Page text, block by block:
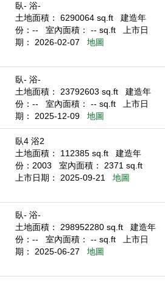
臥- 浴-
土地面積： 6290064 sq.ft
建造年
份：--
室內面積： -- sq.ft
上市日
期： 2026-02-07
地圖
臥- 浴-
土地面積： 23792603 sq.ft
建造年
份：--
室內面積： -- sq.ft
上市日
期： 2025-12-09
地圖
臥4 浴2
土地面積： 112385 sq.ft
建造年
份：2003
室內面積： 2371 sq.ft
上市日期： 2025-09-21
地圖
臥- 浴-
土地面積： 298952280 sq.ft
建造年
份：--
室內面積： -- sq.ft
上市日
期： 2025-06-27
地圖